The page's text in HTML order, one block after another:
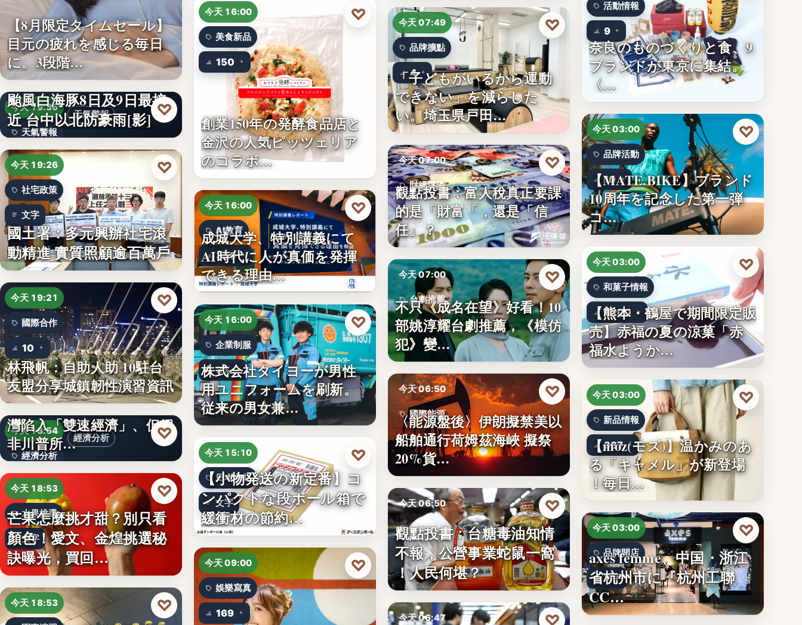
【8月限定タイムセール】
目元の疲れを感じる毎日
に。3段階…
天氣警報
今天 19:36
天氣警報
文字
颱風白海豚8日及9日最接
近 台中以北防豪雨[影] ♡
今天 19:26
社宅政策
文字
國土署：多元興辦社宅滾
動精進 實質照顧逾百萬戶
♡
今天 19:21
國際合作
10
林飛帆：自助人助 10駐台
友盟分享城鎮韌性演習資訊
♡
經濟分析
今天 18:54
經濟分析
40%
澳洲智庫：AI發展導致台
灣陷入「雙速經濟」、但絕
非川普所…
♡
今天 18:53
水果挑選
文字
芒果怎麼挑才甜？別只看
顏色！愛文、金煌挑選秘
訣曝光，買回…
♡
今天 18:53 ♡
今天 16:00
美食新品
150
創業150年の発酵食品店と
金沢の人気ピッツェリア
のコラボ…
♡
今天 16:00
AI教育
350
成城大学、特別講義にて
AI時代に人が真価を発揮
できる理由…
♡
今天 16:00
企業制服
3%
株式会社タイヨーが男性
用ユニフォームを刷新。
従来の男女兼…
♡
今天 15:10
日本包材
文字
【小物発送の新定番】コ
ンパクトな段ボール箱で
緩衝材の節約…
♡
今天 09:00
娛樂寫真
169
♡
今天 07:49
品牌擴點
4
「子どもがいるから運動
できない」を減らした
い。埼玉県戸田…
♡
今天 07:00
財經評論
5%
觀點投書：富人稅真正要課
的是「財富「，還是「信
任」？
♡
今天 07:00
台劇推薦
10
不只《成名在望》好看！10
部姚淳耀台劇推薦，《模仿
犯》變…
♡
今天 06:50
國際能源
20%
〈能源盤後〉伊朗擬禁美以
船舶通行荷姆茲海峽 擬祭
20%貨…
♡
今天 06:50
食安風暴
文字
觀點投書：台糖毒油知情
不報，公營事業蛇鼠一窩
！人民何堪？
♡
今天 06:47 ♡
活動情報
9
奈良のものづくりと食、9
ブランドが東京に集結。
〈…
今天 03:00
品牌活動
10
【MATE.BIKE】ブランド
10周年を記念した第一弾
コ…
♡
今天 03:00
和菓子情報
1,200
【熊本・鶴屋で期間限定販
売】赤福の夏の涼菓「赤
福水ようか…
♡
今天 03:00
新品情報
367
【moz(モズ)】温かみのあ
る「キャメル」が新登場
！毎日…
♡
今天 03:00
品牌開店
文字
axes femme、中国・浙江
省杭州市に『杭州工聯
CC…
♡